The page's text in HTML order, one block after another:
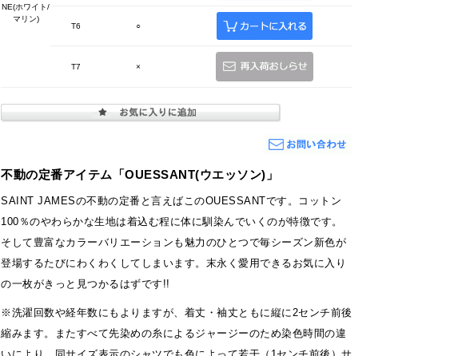
NE(ホワイト/
マリン)
T6 ○
T7 ×
不動の定番アイテム「OUESSANT(ウエッソン)」
SAINT JAMESの不動の定番と言えばこのOUESSANTです。コットン
100％のやわらかな生地は着込む程に体に馴染んでいくのが特徴です。
そして豊富なカラーバリエーションも魅力のひとつで毎シーズン新色が
登場するたびにわくわくしてしまいます。末永く愛用できるお気に入り
の一枚がきっと見つかるはずです!!
※洗濯回数や経年数にもよりますが、着丈・袖丈ともに縦に2センチ前後
縮みます。またすべて先染めの糸によるジャージーのため染色時間の違